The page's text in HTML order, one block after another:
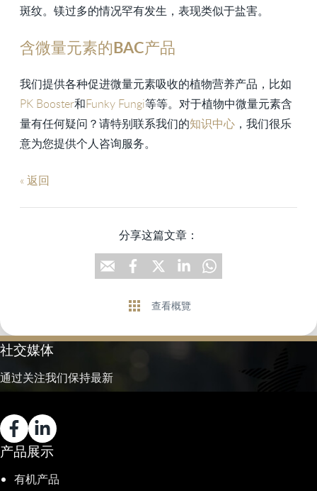
斑纹。镁过多的情况罕有发生，表现类似于盐害。
含微量元素的BAC产品
我们提供各种促进微量元素吸收的植物营养产品，比如
PK Booster和Funky Fungi等等。对于植物中微量元素含
量有任何疑问？请特别联系我们的知识中心 ，我们很乐
意为您提供个人咨询服务。
« 返回
分享这篇文章：
查看概覽
社交媒体
通过关注我们保持最新
产品展示
有机产品